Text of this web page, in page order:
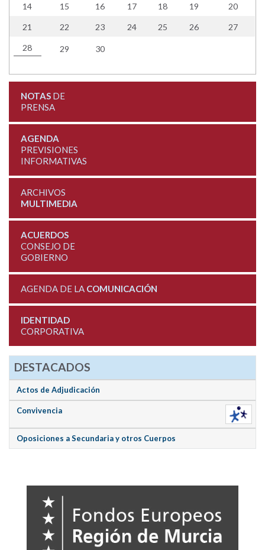
14 15 16 17 18 19 20
21 22 23 24 25 26 27
28 29 30
NOTASDE
PRENSA
AGENDA
PREVISIONES
INFORMATIVAS
ARCHIVOS
MULTIMEDIA
ACUERDOS
CONSEJO DE
GOBIERNO
AGENDA DE LA COMUNICACIÓN
IDENTIDAD
CORPORATIVA
DESTACADOS
Actos de Adjudicación
Convivencia
Oposiciones a Secundaria y otros Cuerpos